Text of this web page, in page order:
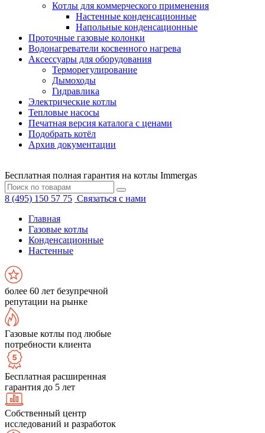
Котлы для коммерческого применения
Настенные конденсационные
Напольные конденсационные
Проточные газовые колонки
Водонагреватели косвенного нагрева
Аксессуары для оборудования
Терморегулирование
Дымоходы
Гидравлика
Электрические котлы
Тепловые насосы
Печатная версия каталога с ценами
Подобрать котёл
Архив документации
Бесплатная полная гарантия на котлы Immergas
8 (495) 150 57 75 Связаться с нами
Главная
Газовые котлы
Конденсационные
Настенные
более 60 лет безупречной
репутации на рынке
Газовые котлы под любые
потребности клиента
Бесплатная расширенная
гарантия до 5 лет
Собственный центр
исследований и разработок